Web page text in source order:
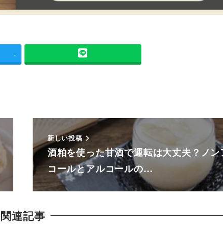
-
新しい投稿
酒粕を使った甘酒で運転は大丈夫？ノン
コールとアルコールの…
関連記事